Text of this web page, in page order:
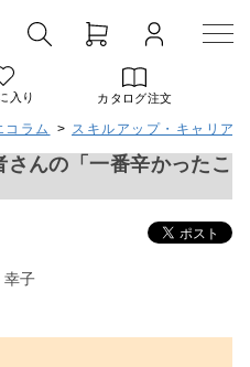
入り カタログ注文
コラム > スキルアップ・キャリア
んの「一番辛かったこ
子